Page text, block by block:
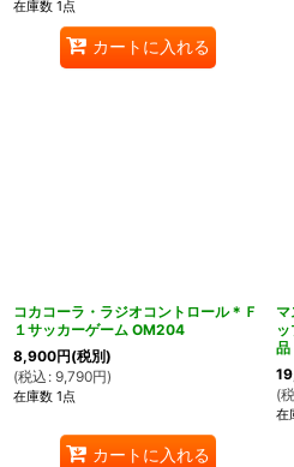
在庫数 1点
カートに入れる
コカコーラ・ラジオコントロール＊Ｆ
１サッカーゲーム OM204
8,900円(税別)
(税込 : 9,790円)
在庫数 1点
カートに入れる
(
在